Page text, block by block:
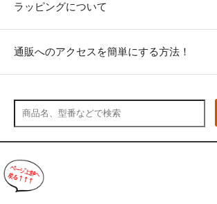
ラッピングについて
通販へのアクセスを簡単にする方法！